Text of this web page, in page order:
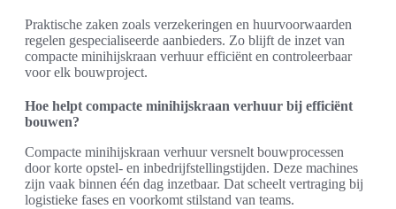
Praktische zaken zoals verzekeringen en huurvoorwaarden
regelen gespecialiseerde aanbieders. Zo blijft de inzet van
compacte minihijskraan verhuur efficiënt en controleerbaar
voor elk bouwproject.
Hoe helpt compacte minihijskraan verhuur bij efficiënt
bouwen?
Compacte minihijskraan verhuur versnelt bouwprocessen
door korte opstel- en inbedrijfstellingstijden. Deze machines
zijn vaak binnen één dag inzetbaar. Dat scheelt vertraging bij
logistieke fases en voorkomt stilstand van teams.